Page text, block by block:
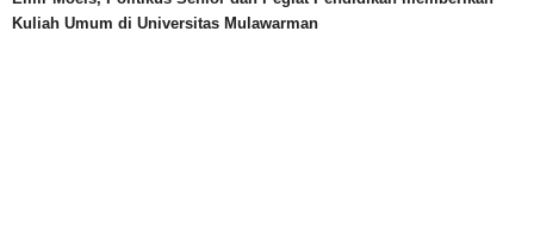
Kuliah Umum di Universitas Mulawarman